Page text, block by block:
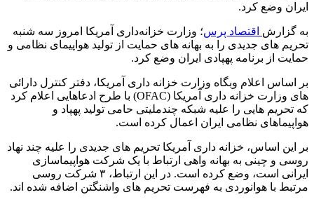
ایران وضع کرد.
به گزارش اقتصاد پرس؛ وزارت خزانه‌داری آمریکا امروز سه شنبه
تحریم های جدیدی را به بهانه های حمایت از تولید هواپیمای نظامی و
حمایت از برنامه پهپادی ایران وضع کرد.
بر اساس اعلام وبگاه وزارت خزانه داری آمریکا، دفتر کنترل دارائی
های وزارت خزانه داری آمریکا (OFAC) با طرح ادعاهایی اعلام کرد
که تحریم هایی را علیه شبکه چندملیتی حامی تولید پهپاد و
هواپیماهای نظامی ایران اعمال کرده است.
بر این اساس، خزانه داری آمریکا تحریم های جدیدی را علیه چند نهاد
روسی و چینی به بهانه واهی ارتباط با یک شرکت هواپیماسازی
ایرانی است، وضع کرده است. در این ارتباط، ۳ شرکت روسی
مرتبط با هوانوردی به فهرست تحریم های واشنگتن اضافه شده اند.